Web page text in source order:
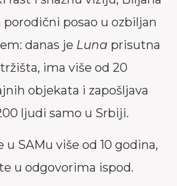
posao u ozbiljan
danas je Luna prisutna
ima više od 20
objekata i zapošljava
ljudi samo u Srbiji.
u SAMu više od 10 godina,
u odgovorima ispod.